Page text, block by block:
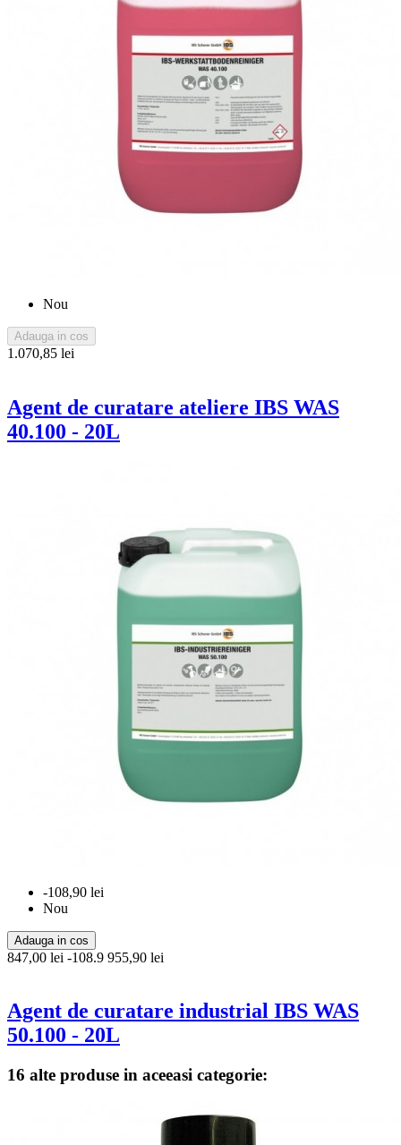
Nou
Adauga in cos
1.070,85 lei
Agent de curatare ateliere IBS WAS
40.100 - 20L
-108,90 lei
Nou
Adauga in cos
847,00 lei -108.9 955,90 lei
Agent de curatare industrial IBS WAS
50.100 - 20L
16 alte produse in aceeasi categorie: